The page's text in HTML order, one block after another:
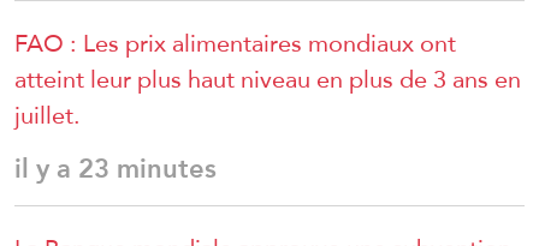
FAO : Les prix alimentaires mondiaux ont
atteint leur plus haut niveau en plus de 3 ans en
juillet.
il y a 23 minutes